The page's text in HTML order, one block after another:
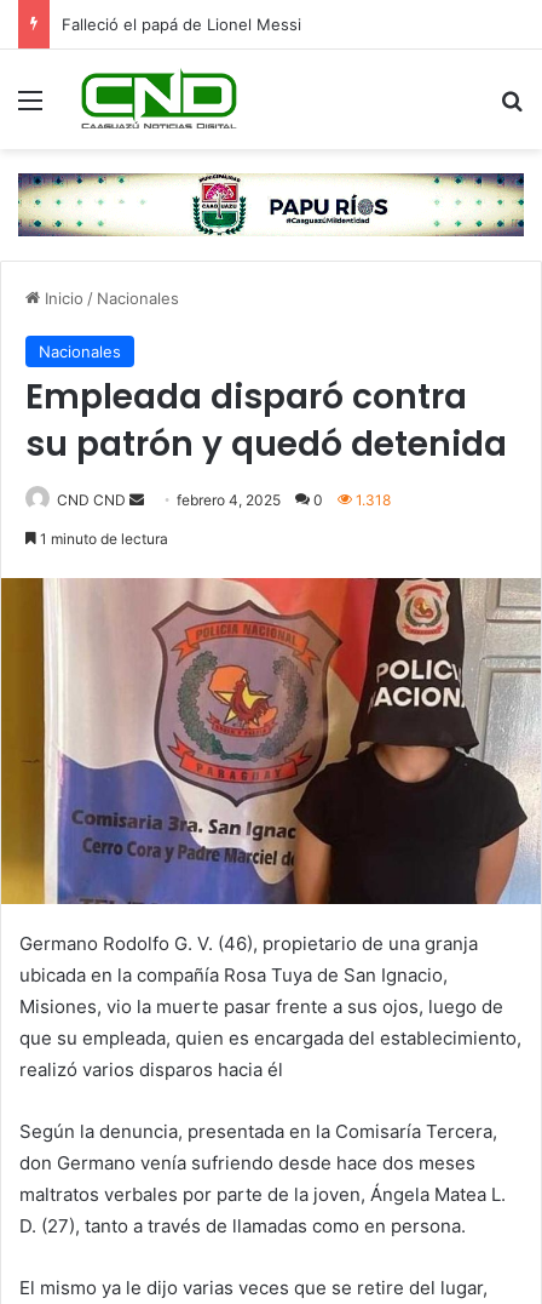
Falleció el papá de Lionel Messi
Menú
Inicio / Nacionales
Nacionales
Empleada disparó contra
su patrón y quedó detenida
CND CND
Sendfebrero 4, 2025 0 1.318
1 minuto de lectura
Germano Rodolfo G. V. (46), propietario de una granja
ubicada en la compañía Rosa Tuya de San Ignacio,
Misiones, vio la muerte pasar frente a sus ojos, luego de
que su empleada, quien es encargada del establecimiento,
realizó varios disparos hacia él
Según la denuncia, presentada en la Comisaría Tercera,
don Germano venía sufriendo desde hace dos meses
maltratos verbales por parte de la joven, Ángela Matea L.
D. (27), tanto a través de llamadas como en persona.
El mismo ya le dijo varias veces que se retire del lugar,